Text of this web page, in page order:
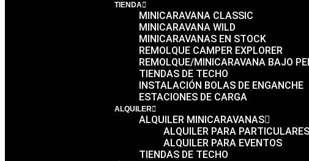
TIENDA
MINICARAVANA CLASSIC
MINICARAVANA WILD
MINICARAVANAS EN STOCK
REMOLQUE CAMPER EXPLORER
REMOLQUE/MINICARAVANA BAJO
TIENDAS DE TECHO
INSTALACIÓN BOLAS DE ENGANCHE
ESTACIONES DE CARGA
ALQUILER
ALQUILER MINICARAVANAS
ALQUILER PARA PARTICULARES
ALQUILER PARA EVENTOS
TIENDAS DE TECHO